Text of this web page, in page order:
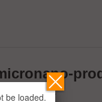
Aussteller
be loaded.